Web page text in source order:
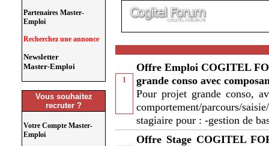
Partenaires Master-
Emploi
Recherchez une annonce
Newsletter
Master-Emploi
Vous souhaitez
recruter ?
Votre Compte Master-
Emploi
1
Offre Emploi COGITEL
grande conso avec
Pour projet grande conso,
comportement/parcours/
stagiaire pour : -gestion de
Offre Stage COGITEL